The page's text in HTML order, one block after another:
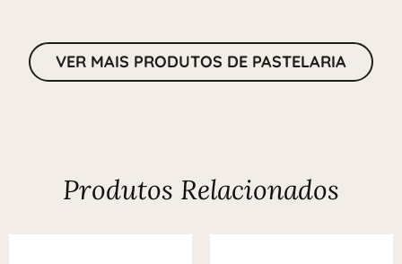
VER MAIS PRODUTOS DE PASTELARIA
Produtos Relacionados